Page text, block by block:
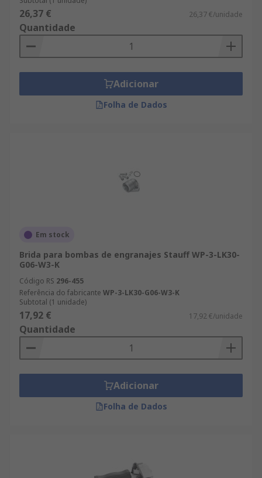
26,37 € 26,37 €/unidade
Quantidade
Adicionar
Folha de Dados
Em stock
Brida para bombas de engranajes Stauff WP-3-LK30-
G06-W3-K
Código RS 296-455
Referência do fabricante WP-3-LK30-G06-W3-K
Subtotal (1 unidade)
17,92 € 17,92 €/unidade
Quantidade
Adicionar
Folha de Dados